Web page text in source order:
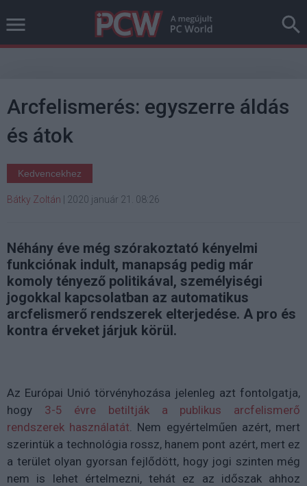
Arcfelismerés: egyszerre áldás
és átok
Kedvencekhez
Bátky Zoltán 2020 január 21. 08:26
Néhány éve még szórakoztató kényelmi
funkciónak indult, manapság pedig már
komoly tényező politikával, személyiségi
jogokkal kapcsolatban az automatikus
arcfelismerő rendszerek elterjedése. A pro és
kontra érveket járjuk körül.
Az Európai Unió törvényhozása jelenleg azt fontolgatja,
hogy 3-5 évre betiltják a publikus arcfelismerő
rendszerek használatát. Nem egyértelműen azért, mert
szerintük a technológia rossz, hanem pont azért, mert ez
a terület olyan gyorsan fejlődött, hogy jogi szinten még
nem is lehet értelmezni, tehát ez az időszak ahhoz